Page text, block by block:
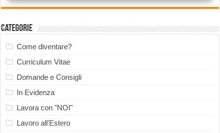
Categorie
Come diventare?
Curriculum Vitae
Domande e Consigli
In Evidenza
Lavora con "NOI"
Lavoro all'Estero